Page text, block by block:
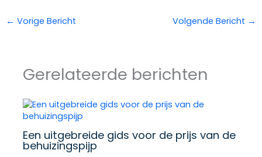
← Vorige Bericht Volgende Bericht →
Gerelateerde berichten
Een uitgebreide gids voor de prijs van de
behuizingspijp